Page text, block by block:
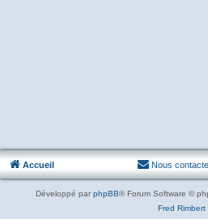
Accueil Nous
Développé par phpBB® Forum Software ©
Fred Rimbert